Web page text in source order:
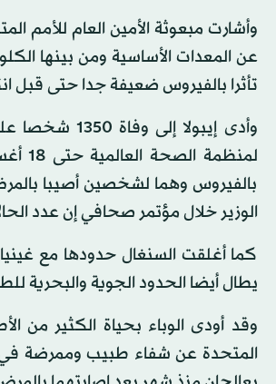
وأشارت مبعوثة الأمين العام للأمم
عن المعدات الأساسية ومن بينها
تأثرا بالفيروس ضعيفة جدا حتى قبل
بالفيروس وهما لشخصين أصيبا
الوزير خلال مؤتمر صحافي إن عدد الحالات
كما أغلقت السنغال حدودها مع غينيا
يطال أيضا الحدود الجوية والبحرية
وقد أودى الوباء بحياة الكثير من
المتحدة عن شفاء طبيب وممرضة في